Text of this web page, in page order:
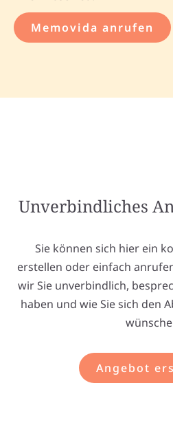
Memovida anrufen
Unverbindliches
Sie können sich hier ein
erstellen oder einfach
wir Sie unverbindlich,
haben und wie Sie sich den
Angebot